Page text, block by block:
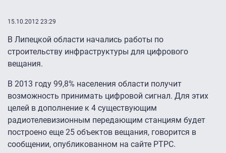
15.10.2012 23:29
В Липецкой области начались работы по
строительству инфраструктуры для цифрового
вещания.
В 2013 году 99,8% населения области получит
возможность принимать цифровой сигнал. Для этих
целей в дополнение к 4 существующим
радиотелевизионным передающим станциям будет
построено еще 25 объектов вещания, говорится в
сообщении, опубликованном на сайте РТРС.